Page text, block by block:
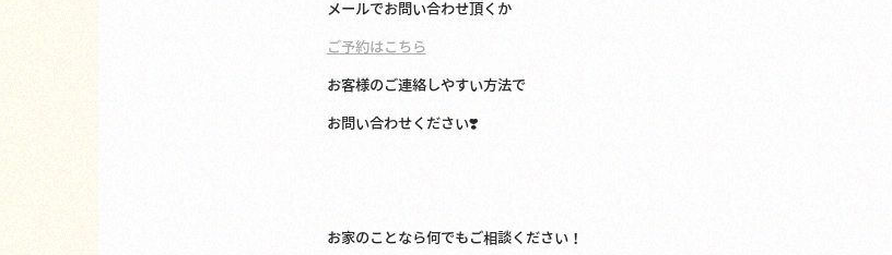
メールでお問い合わせ頂くか
ご予約はこちら
お客様のご連絡しやすい方法で
お問い合わせください❣️
お家のことなら何でもご相談ください！